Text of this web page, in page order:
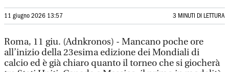
11 giugno 2026 13:57 3 MINUTI DI LETTURA
Roma, 11 giu. (Adnkronos) - Mancano poche ore
all’inizio della 23esima edizione dei Mondiali di
calcio ed è già chiaro quanto il torneo che si giocherà